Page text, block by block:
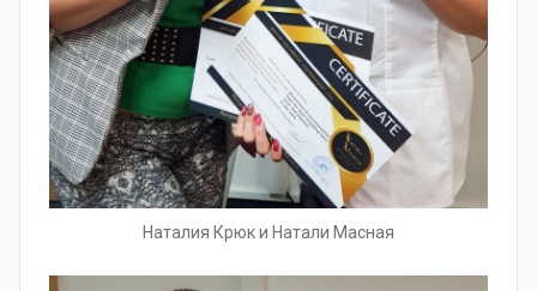
Наталия Крюк и Натали Масная